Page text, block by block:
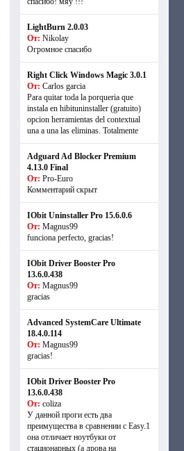
LightBurn 2.0.03
От: Nikolay
Огромное спасибо
Right Click Windows Magic 3.0.1
От: Carlos garcia
Para quitar toda la porqueria que
instala en hibituninstaller (gratuito)
opcion herramientas del contextual
una a una las eliminas. Totalmente
Adguard Ad Blocker Premium
4.13.0 Final
От: Pro-Euro
Комментарий скрыт
IObit Uninstaller Pro 15.6.0.6
От: Magnus99
funciona perfecto, gracias!
IObit Driver Booster Pro
13.6.0.438
От: Magnus99
gracias
Advanced SystemCare Ultimate
18.4.0.114
От: Magnus99
gracias!
IObit Driver Booster Pro
13.6.0.438
От: coliza
У данной проги есть два
преимущества в сравнении с Easy.1
она отличает ноутбуки от
стационарных (а дрова на